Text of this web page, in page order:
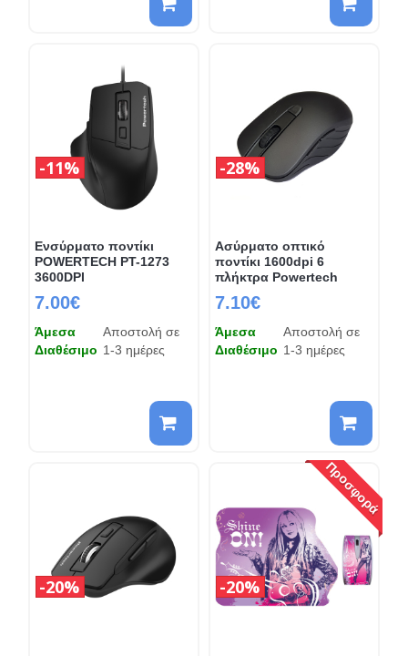
Ενσύρματο ποντίκι
POWERTECH PT-1273
3600DPI
7.00€
11%
Άμεσα
Διαθέσιμο
Αποστολή σε
1-3 ημέρες
Ασύρματο οπτικό
ποντίκι 1600dpi 6
πλήκτρα Powertech
7.10€
28%
Άμεσα
Διαθέσιμο
Αποστολή σε
1-3 ημέρες
20%
Προσφορά
20%